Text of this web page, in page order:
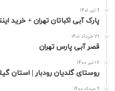
9 تیر 1401
پارک آبی اکباتان تهران + خرید
31 خرداد 1401
قصر آبی پارس تهران
17 تیر 1400
روستای گلدیان رودبار | استان
9 مرداد 1400